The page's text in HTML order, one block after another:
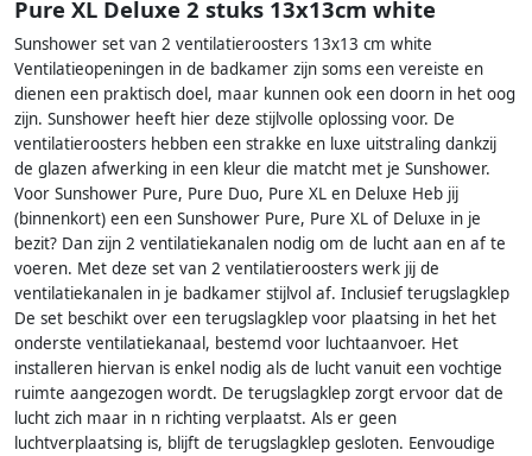
Pure XL Deluxe 2 stuks 13x13cm white
Sunshower set van 2 ventilatieroosters 13x13 cm white
Ventilatieopeningen in de badkamer zijn soms een vereiste en
dienen een praktisch doel, maar kunnen ook een doorn in het oog
zijn. Sunshower heeft hier deze stijlvolle oplossing voor. De
ventilatieroosters hebben een strakke en luxe uitstraling dankzij
de glazen afwerking in een kleur die matcht met je Sunshower.
Voor Sunshower Pure, Pure Duo, Pure XL en Deluxe Heb jij
(binnenkort) een een Sunshower Pure, Pure XL of Deluxe in je
bezit? Dan zijn 2 ventilatiekanalen nodig om de lucht aan en af te
voeren. Met deze set van 2 ventilatieroosters werk jij de
ventilatiekanalen in je badkamer stijlvol af. Inclusief terugslagklep
De set beschikt over een terugslagklep voor plaatsing in het het
onderste ventilatiekanaal, bestemd voor luchtaanvoer. Het
installeren hiervan is enkel nodig als de lucht vanuit een vochtige
ruimte aangezogen wordt. De terugslagklep zorgt ervoor dat de
lucht zich maar in n richting verplaatst. Als er geen
luchtverplaatsing is, blijft de terugslagklep gesloten. Eenvoudige